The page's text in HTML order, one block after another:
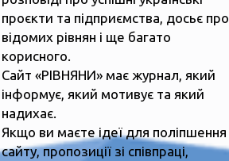
проєкти та підприємства, досьє про
відомих рівнян і ще багато
корисного.
Сайт «РІВНЯНИ» має журнал, який
інформує, який мотивує та який
надихає.
Якщо ви маєте ідеї для поліпшення
сайту, пропозиції зі співпраці,